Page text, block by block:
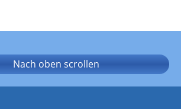
Nach oben scrollen